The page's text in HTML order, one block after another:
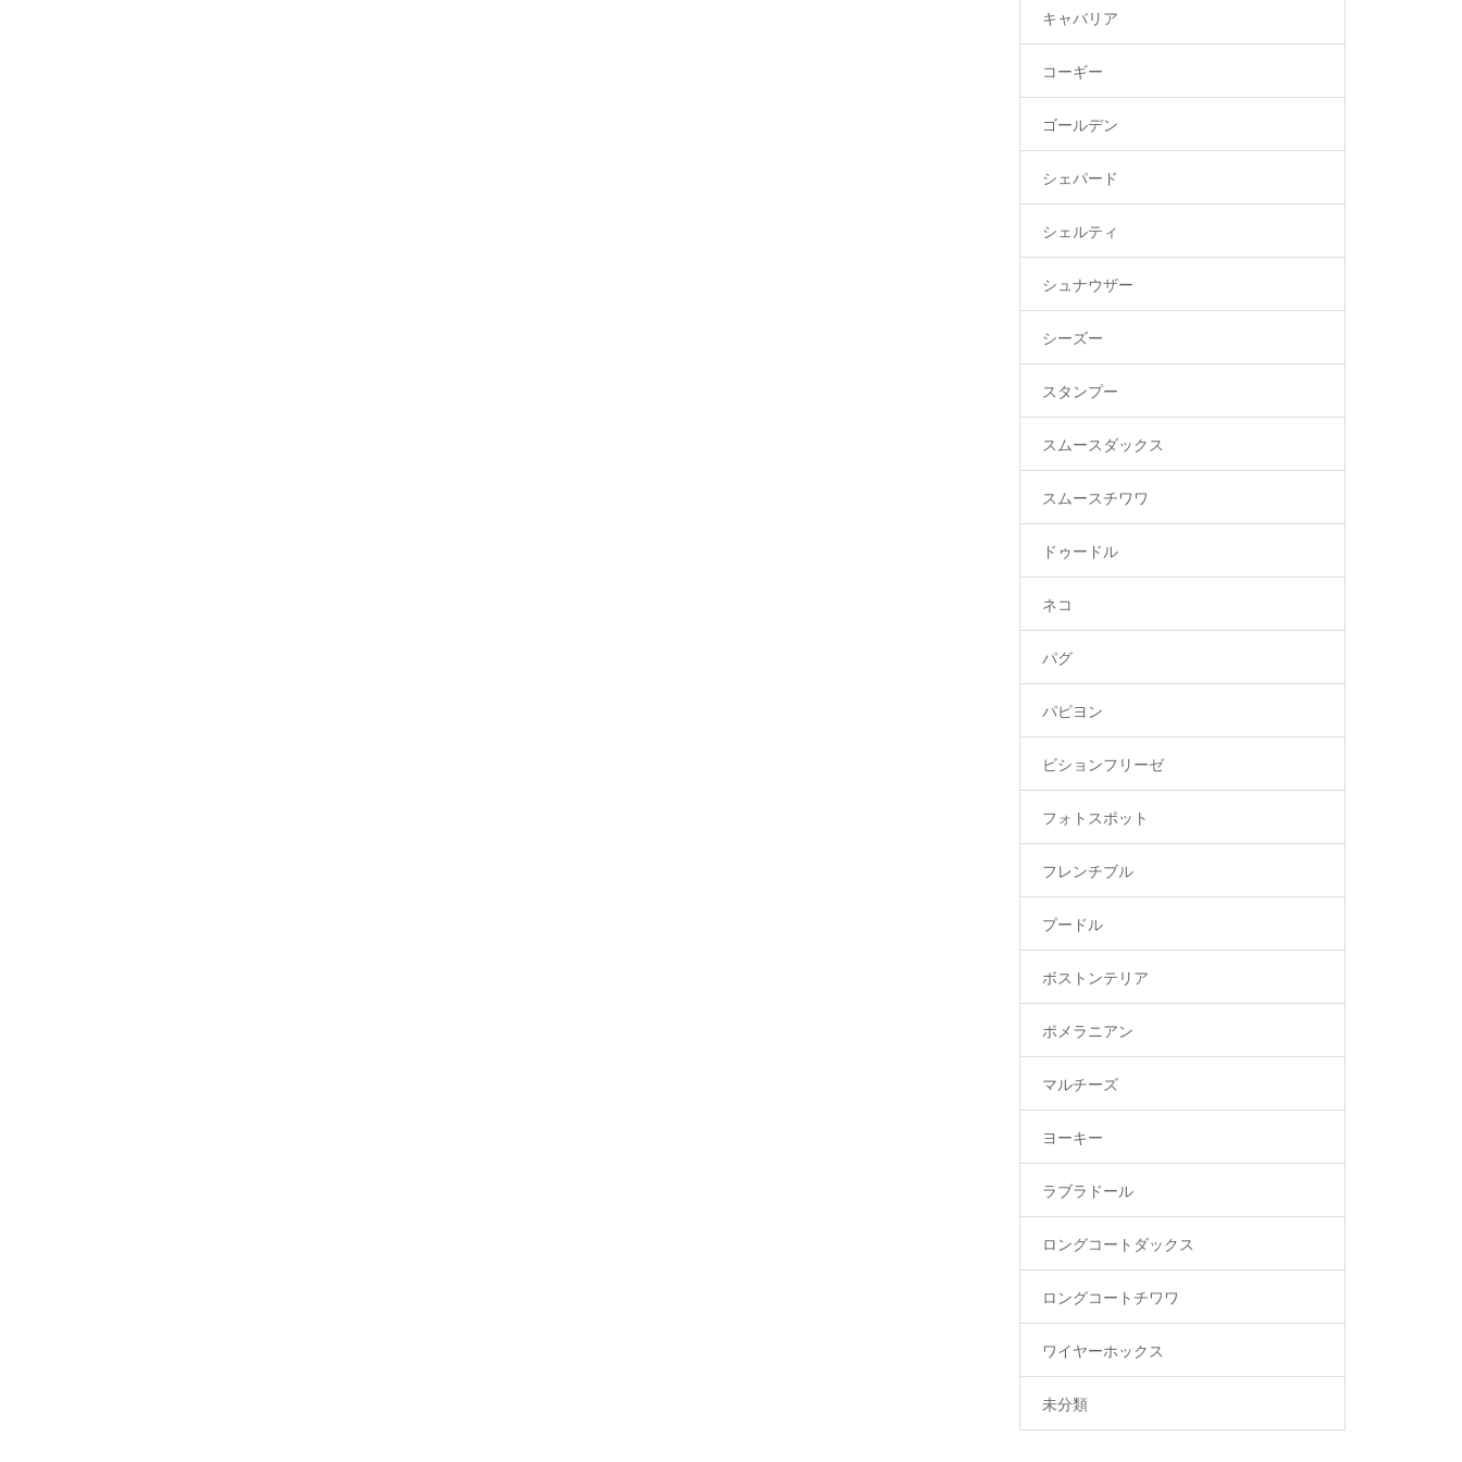
キャバリア
コーギー
ゴールデン
シェパード
シェルティ
シュナウザー
シーズー
スタンプー
スムースダックス
スムースチワワ
ドゥードル
ネコ
パグ
パピヨン
ビションフリーゼ
フォトスポット
フレンチブル
プードル
ボストンテリア
ポメラニアン
マルチーズ
ヨーキー
ラブラドール
ロングコートダックス
ロングコートチワワ
ワイヤーホックス
未分類